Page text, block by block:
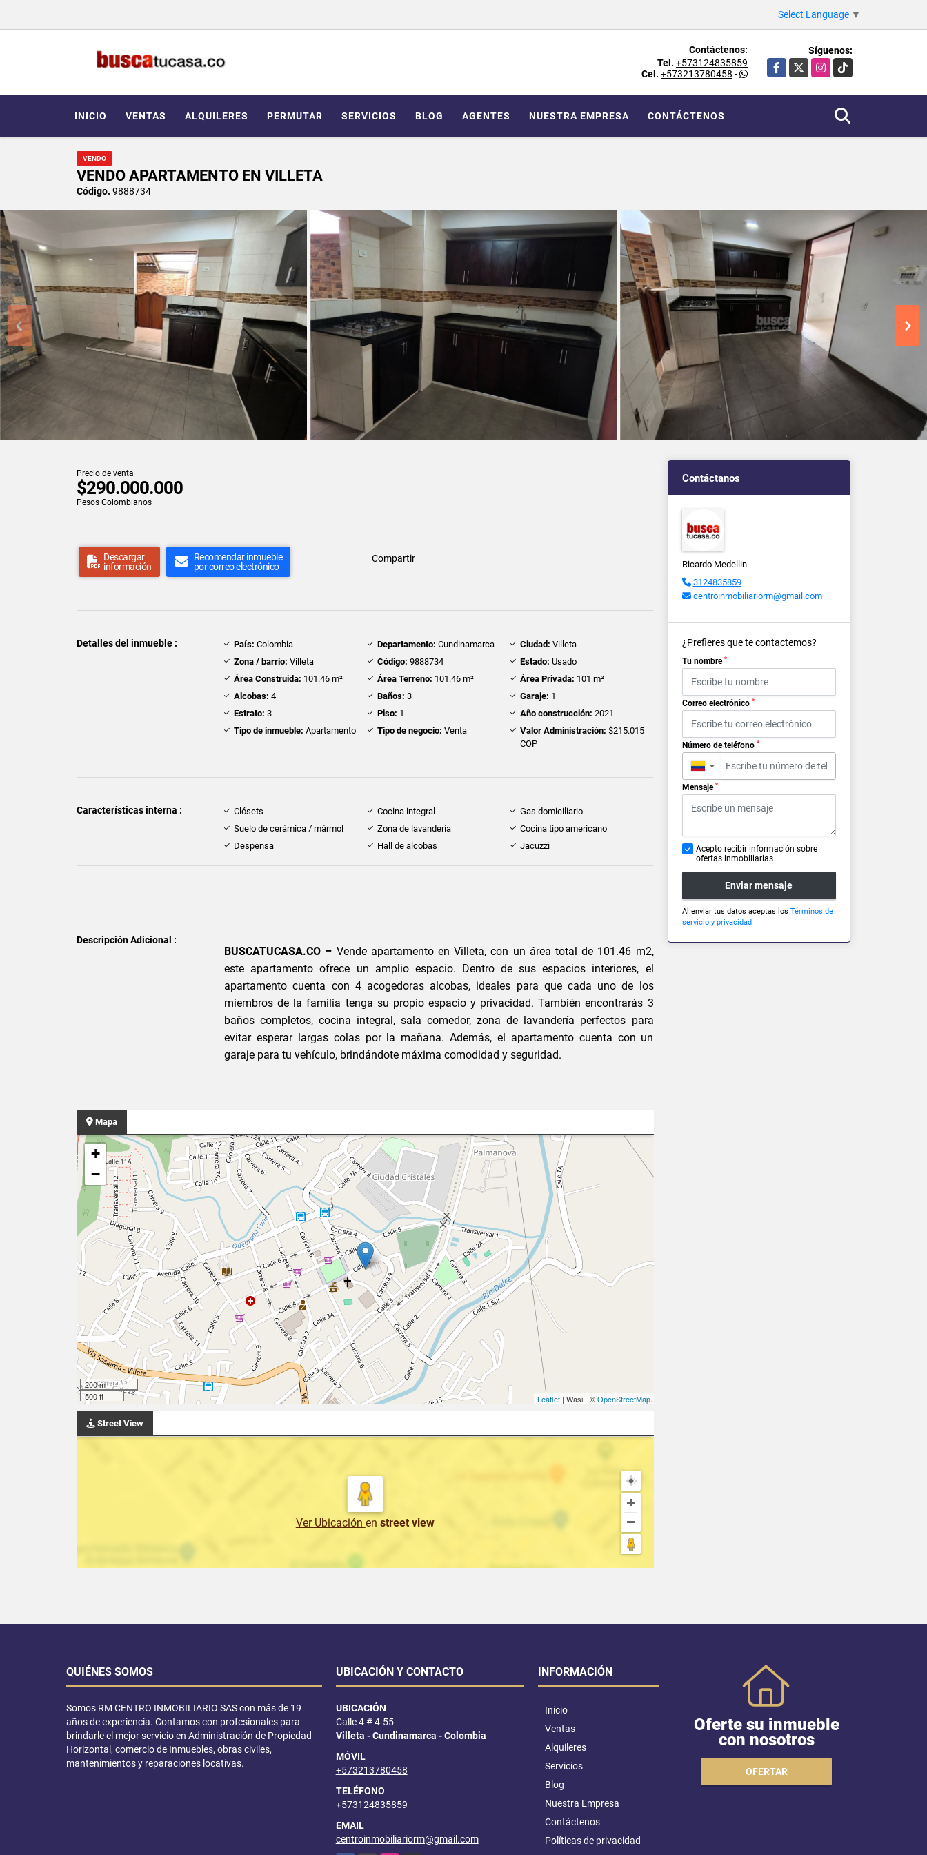
Select Language ▼
Contáctenos:
Tel. +573124835859
Cel. +573213780458 -
Síguenos:
Facebook
X Instagram
TikTok
INICIO VENTAS ALQUILERES PERMUTAR SERVICIOS BLOG AGENTES NUESTRA EMPRESA CONTÁCTENOS
VENDO
VENDO APARTAMENTO EN VILLETA
Código. 9888734
Precio de venta
$290.000.000
Pesos Colombianos
Descargar
información
Recomendar inmueble
por correo electrónico
Compartir
Detalles del inmueble : País: Colombia Departamento: Cundinamarca Ciudad: Villeta
Zona / barrio: Villeta Código: 9888734 Estado: Usado
Área Construida: 101.46 m² Área Terreno: 101.46 m² Área Privada: 101 m²
Alcobas: 4 Baños: 3 Garaje: 1
Estrato: 3 Piso: 1 Año construcción: 2021
Tipo de inmueble: Apartamento Tipo de negocio: Venta Valor Administración: $215.015
COP
Características interna : Clósets Cocina integral
Gas domiciliario
Suelo de cerámica / mármol
Zona de lavandería
Cocina tipo americano
Despensa
Hall de alcobas Jacuzzi
Descripción Adicional :
BUSCATUCASA.CO – Vende apartamento en Villeta, con un área total de 101.46 m2,
este apartamento ofrece un amplio espacio. Dentro de sus espacios interiores, el
apartamento cuenta con 4 acogedoras alcobas, ideales para que cada uno de los
miembros de la familia tenga su propio espacio y privacidad. También encontrarás 3
baños completos, cocina integral, sala comedor, zona de lavandería perfectos para
evitar esperar largas colas por la mañana. Además, el apartamento cuenta con un
garaje para tu vehículo, brindándote máxima comodidad y seguridad.
Mapa
+
−
200 m
500 ft
Leaflet| Wasi - ©OpenStreetMap
Street View
Ver Ubicación en street view
Contáctanos
Ricardo Medellin
3124835859
centroinmobiliariorm@gmail.com
¿Prefieres que te contactemos?
Tu nombre *
Correo electrónico *
Número de teléfono *
▼
Mensaje *
Acepto recibir información sobre
ofertas inmobiliarias
Enviar mensaje
Al enviar tus datos aceptas los Términos de
servicio y privacidad
QUIÉNES SOMOS
Somos RM CENTRO INMOBILIARIO SAS con más de 19
años de experiencia. Contamos con profesionales para
brindarle el mejor servicio en Administración de Propiedad
Horizontal, comercio de Inmuebles, obras civiles,
mantenimientos y reparaciones locativas.
UBICACIÓN Y CONTACTO
UBICACIÓN
Calle 4 # 4-55
Villeta - Cundinamarca - Colombia
MÓVIL
+573213780458
TELÉFONO
+573124835859
EMAIL
centroinmobiliariorm@gmail.com
INFORMACIÓN
Inicio
Ventas
Alquileres
Servicios
Blog
Nuestra Empresa
Contáctenos
Políticas de privacidad
Oferte su inmueble
con nosotros
OFERTAR